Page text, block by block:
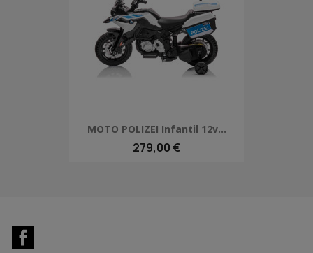
MOTO POLIZEI Infantil 12v...
279,00 €